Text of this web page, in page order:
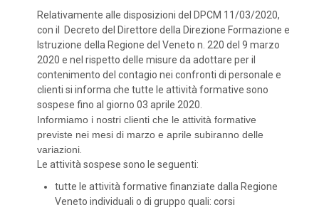
Relativamente alle disposizioni del DPCM 11/03/2020,
con il Decreto del Direttore della Direzione Formazione e
Istruzione della Regione del Veneto n. 220 del 9 marzo
2020 e nel rispetto delle misure da adottare per il
contenimento del contagio nei confronti di personale e
clienti si informa che tutte le attività formative sono
sospese fino al giorno 03 aprile 2020.
Informiamo i nostri clienti che le attività formative
previste nei mesi di marzo e aprile subiranno delle
variazioni.
Le attività sospese sono le seguenti:
tutte le attività formative finanziate dalla Regione
Veneto individuali o di gruppo quali: corsi